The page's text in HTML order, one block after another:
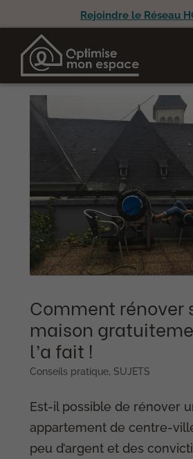
Rejoindre le Réseau
Comment rénover
maison
l’a fait !
Conseils pratique, SUJETS
Est-il possible de rénover
appartement de centre-
peu d’argent et des